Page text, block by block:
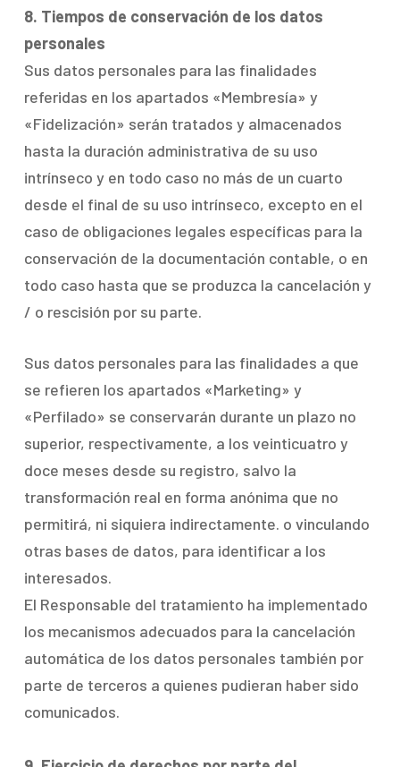
8. Tiempos de conservación de los datos
personales
Sus datos personales para las finalidades
referidas en los apartados «Membresía» y
«Fidelización» serán tratados y almacenados
hasta la duración administrativa de su uso
intrínseco y en todo caso no más de un cuarto
desde el final de su uso intrínseco, excepto en el
caso de obligaciones legales específicas para la
conservación de la documentación contable, o en
todo caso hasta que se produzca la cancelación y
/ o rescisión por su parte.
Sus datos personales para las finalidades a que
se refieren los apartados «Marketing» y
«Perfilado» se conservarán durante un plazo no
superior, respectivamente, a los veinticuatro y
doce meses desde su registro, salvo la
transformación real en forma anónima que no
permitirá, ni siquiera indirectamente. o vinculando
otras bases de datos, para identificar a los
interesados.
El Responsable del tratamiento ha implementado
los mecanismos adecuados para la cancelación
automática de los datos personales también por
parte de terceros a quienes pudieran haber sido
comunicados.